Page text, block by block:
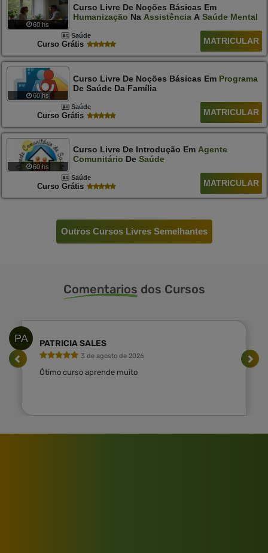
60 hs
Curso Livre De Noções Básicas Em
Humanização Na AssistênciaA Saúde Mental
Saúde
Curso Grátis MATRICULAR
60 hs
Curso Livre De Noções Básicas Em Programa
De Saúde Da Família
Saúde
Curso Grátis MATRICULAR
60 hs
Curso Livre De Introdução Em Agente
Comunitário De Saúde
Saúde
Curso Grátis MATRICULAR
Outros Cursos Livres Semelhantes
Comentarios dos Cursos
PA PATRICIA SALES
3 de agosto de 2026
Ótimo curso aprende muito